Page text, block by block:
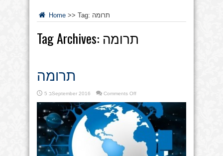
Home >> Tag: תרומה
Tag Archives: תרומה
תרומה
5 בSeptember 2016 Comments Offon